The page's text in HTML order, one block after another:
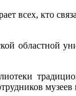
всех, кто
областной